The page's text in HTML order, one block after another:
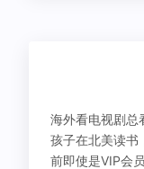
海外看电视剧总
孩子在北美读书
前即使是VIP会